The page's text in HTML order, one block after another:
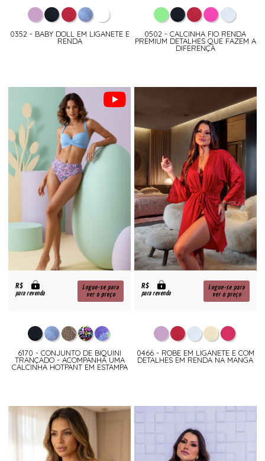
0352 - BABY DOLL EM LIGANETE E
RENDA
0502 - CALCINHA FIO RENDA
PREMIUM DETALHES QUE FAZEM A
DIFERENÇA
R$
para revenda
Logue-se para
ver o preço
6170 - CONJUNTO DE BIQUINI
TRANÇADO - ACOMPANHA UMA
CALCINHA HOTPANT EM ESTAMPA
R$
para revenda
Logue-se para
ver o preço
0466 - ROBE EM LIGANETE E COM
DETALHES EM RENDA NA MANGA